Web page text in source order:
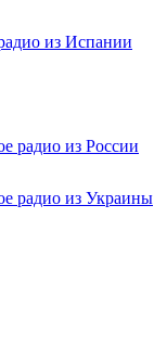
из Испании
радио из России
радио из Украины